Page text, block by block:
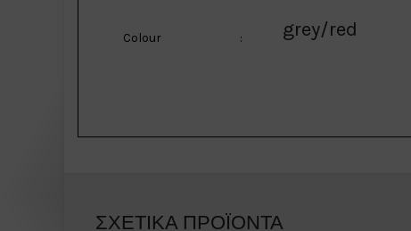
Colour : grey/red
ΣΧΕΤΙΚΆ ΠΡΟΪΌΝΤΑ